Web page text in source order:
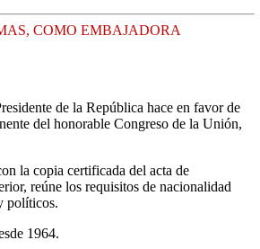
COMO EMBAJADORA
de la República hace en favor de
del honorable Congreso de la Unión,
la copia certificada del acta de
reúne los requisitos de nacionalidad
políticos.
1964.